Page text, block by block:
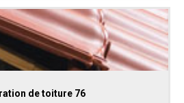
de toiture 76